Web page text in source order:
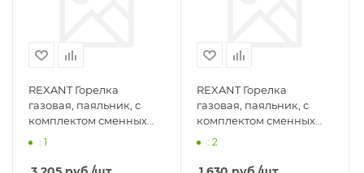
REXANT Горелка
газовая, паяльник, с
комплектом сменных
насадок, 11 предметов
: 1
REXANT Горелка
газовая, паяльник, с
комплектом сменных
насадок, 3 предмета
: 2